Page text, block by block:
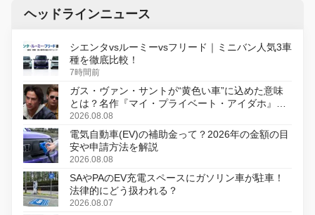
ヘッドラインニュース
シエンタvsルーミーvsフリード｜ミニバン人気3車
種を徹底比較！
7時間前
ガス・ヴァン・サントが“黄色い車”に込めた意味
とは？名作『マイ・プライベート・アイダホ』が
初のデジタルリマスター版で復活
2026.08.08
電気自動車(EV)の補助金って？2026年の金額の目
安や申請方法を解説
2026.08.08
SAやPAのEV充電スペースにガソリン車が駐車！
法律的にどう扱われる？
2026.08.07